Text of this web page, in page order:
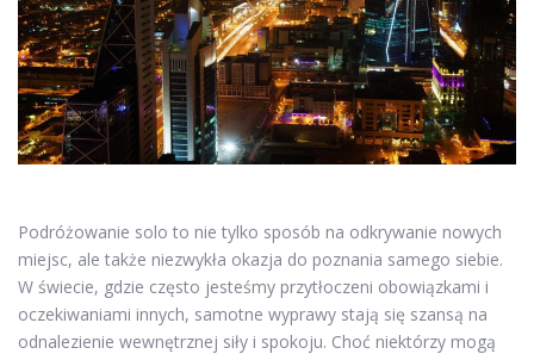
Podróżowanie solo to nie tylko sposób na odkrywanie nowych
miejsc, ale także niezwykła okazja do poznania samego siebie.
W świecie, gdzie często jesteśmy przytłoczeni obowiązkami i
oczekiwaniami innych, samotne wyprawy stają się szansą na
odnalezienie wewnętrznej siły i spokoju. Choć niektórzy mogą